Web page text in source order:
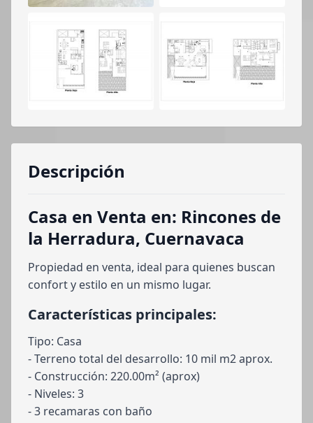
Descripción
Casa en Venta en: Rincones de
la Herradura, Cuernavaca
Propiedad en venta, ideal para quienes buscan
confort y estilo en un mismo lugar.
Características principales:
Tipo: Casa
- Terreno total del desarrollo: 10 mil m2 aprox.
- Construcción: 220.00m² (aprox)
- Niveles: 3
- 3 recamaras con baño